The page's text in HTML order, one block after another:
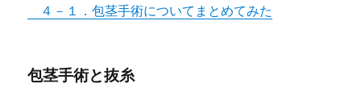
４－１．包茎手術についてまとめてみた
包茎手術と抜糸